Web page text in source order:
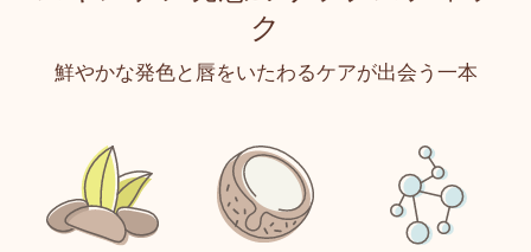
ク
鮮やかな発色と唇をいたわるケアが出会う一本